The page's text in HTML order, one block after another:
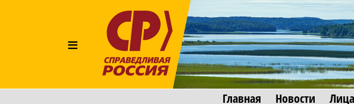
≡
Главная Новости Лица